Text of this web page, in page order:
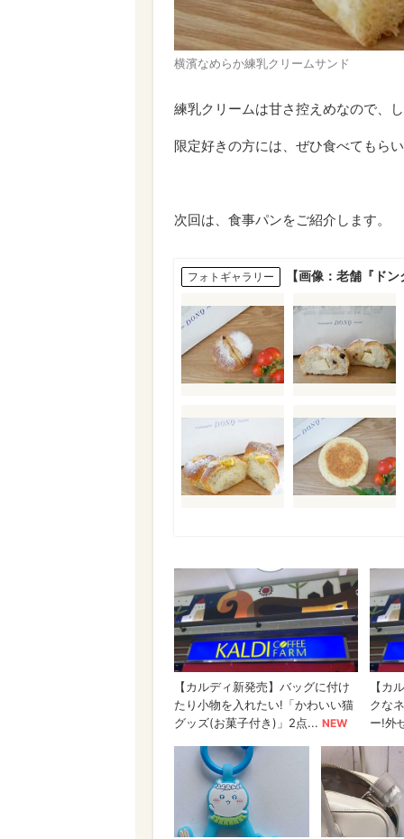
横濱なめらか練乳クリームサンド
練乳クリームは甘さ控えめなので、
限定好きの方には、ぜひ食べてもら
次回は、食事パンをご紹介します。
フォトギャラリー 【画像：老舗『ド